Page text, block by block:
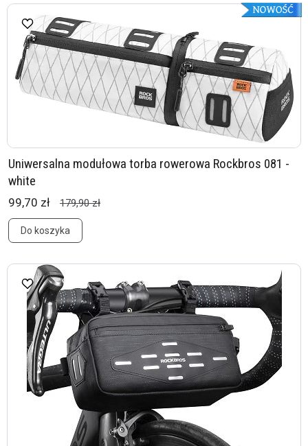
Uniwersalna modułowa torba rowerowa Rockbros 081 -
white
99,70 zł 179,90 zł
Do koszyka